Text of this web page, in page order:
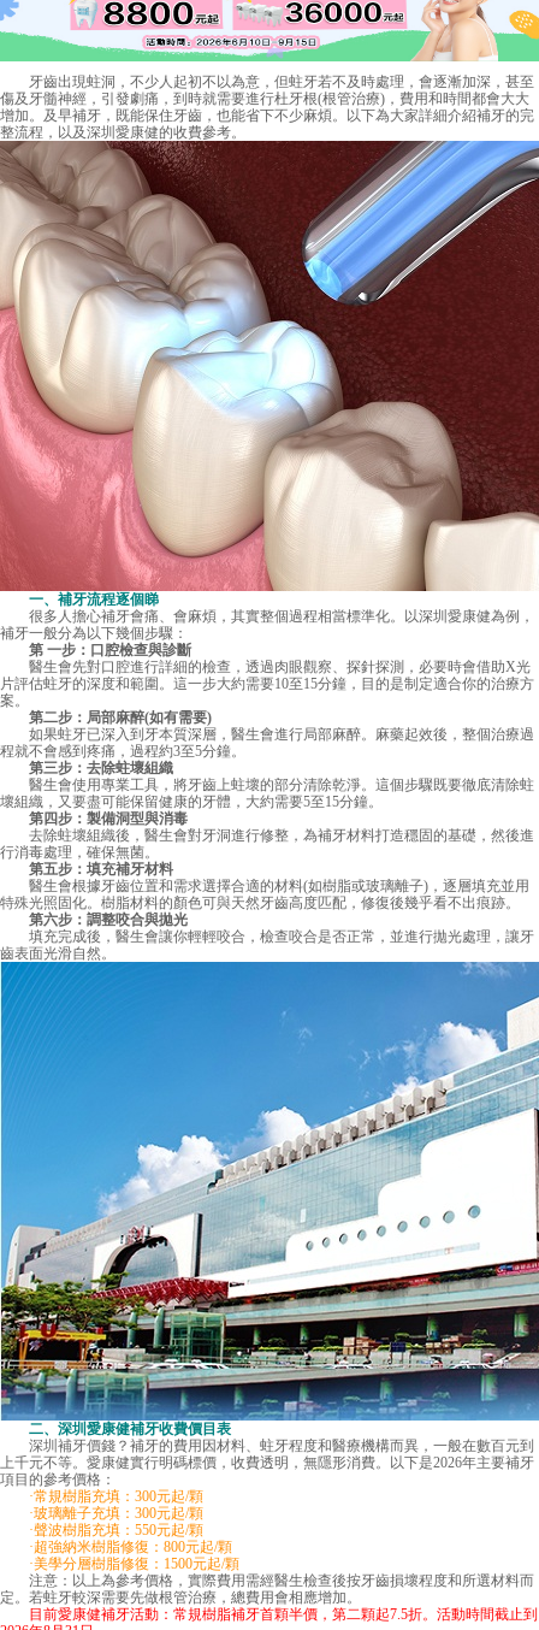
牙齒出現蛀洞，不少人起初不以為意，但蛀牙若不及時處理，會逐漸加深，甚至
傷及牙髓神經，引發劇痛，到時就需要進行杜牙根(根管治療)，費用和時間都會大大
增加。及早補牙，既能保住牙齒，也能省下不少麻煩。以下為大家詳細介紹補牙的完
整流程，以及深圳愛康健的收費參考。
一、補牙流程逐個睇
很多人擔心補牙會痛、會麻煩，其實整個過程相當標準化。以深圳愛康健為例，
補牙一般分為以下幾個步驟：
第 一步：口腔檢查與診斷
醫生會先對口腔進行詳細的檢查，透過肉眼觀察、探針探測，必要時會借助X光
片評估蛀牙的深度和範圍。這一步大約需要10至15分鐘，目的是制定適合你的治療方
案。
第二步：局部麻醉(如有需要)
如果蛀牙已深入到牙本質深層，醫生會進行局部麻醉。麻藥起效後，整個治療過
程就不會感到疼痛，過程約3至5分鐘。
第三步：去除蛀壞組織
醫生會使用專業工具，將牙齒上蛀壞的部分清除乾淨。這個步驟既要徹底清除蛀
壞組織，又要盡可能保留健康的牙體，大約需要5至15分鐘。
第四步：製備洞型與消毒
去除蛀壞組織後，醫生會對牙洞進行修整，為補牙材料打造穩固的基礎，然後進
行消毒處理，確保無菌。
第五步：填充補牙材料
醫生會根據牙齒位置和需求選擇合適的材料(如樹脂或玻璃離子)，逐層填充並用
特殊光照固化。樹脂材料的顏色可與天然牙齒高度匹配，修復後幾乎看不出痕跡。
第六步：調整咬合與拋光
填充完成後，醫生會讓你輕輕咬合，檢查咬合是否正常，並進行拋光處理，讓牙
齒表面光滑自然。
二、深圳愛康健補牙收費價目表
深圳補牙價錢 ？補牙的費用因材料、蛀牙程度和醫療機構而異，一般在數百元到
上千元不等。愛康健實行明碼標價，收費透明，無隱形消費。以下是2026年主要補牙
項目的參考價格：
·常規樹脂充填：300元起/顆
·玻璃離子充填：300元起/顆
·聲波樹脂充填：550元起/顆
·超強納米樹脂修復：800元起/顆
·美學分層樹脂修復：1500元起/顆
注意：以上為參考價格，實際費用需經醫生檢查後按牙齒損壞程度和所選材料而
定。若蛀牙較深需要先做根管治療，總費用會相應增加。
目前愛康健補牙活動：常規樹脂補牙首顆半價，第二顆起7.5折。活動時間截止到